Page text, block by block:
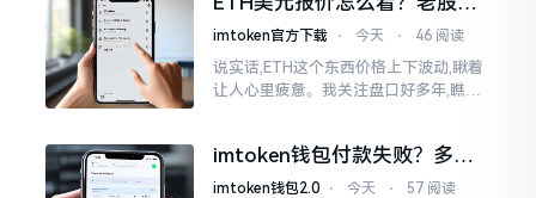
手把手教你盯盘
imtoken官方下载 ⋅ 今天 ⋅ 46 阅读
说实话,ETH这个东西价格上下波动,瞅着
让人心里疲惫。我关注盘口好多年,瞧见
判断。
imtoken钱包付款失败？多半
是这几个原因闹的
imtoken钱包2.0 ⋅ 今天 ⋅ 57 阅读